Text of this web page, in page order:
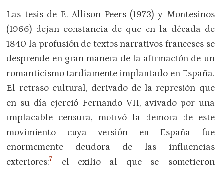
Las tesis de E. Allison Peers (1973) y Montesinos
(1966) dejan constancia de que en la década de
1840 la profusión de textos narrativos franceses se
desprende en gran manera de la afirmación de un
romanticismo tardíamente implantado en España.
El retraso cultural, derivado de la represión que
en su día ejerció Fernando VII, avivado por una
implacable censura, motivó la demora de este
movimiento cuya versión en España fue
enormemente deudora de las influencias
exteriores:7
el exilio al que se sometieron